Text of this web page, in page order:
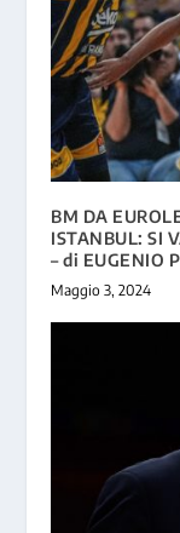
BM DA
ISTANBUL: SI
– di EUGENIO
Maggio 3, 2024